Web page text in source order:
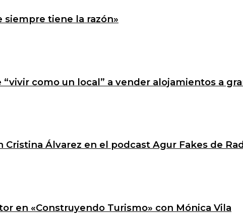
siempre tiene la razón»
como un local” a vender alojamientos a
Álvarez en el podcast Agur Fakes de
en «Construyendo Turismo» con Mónica Vila